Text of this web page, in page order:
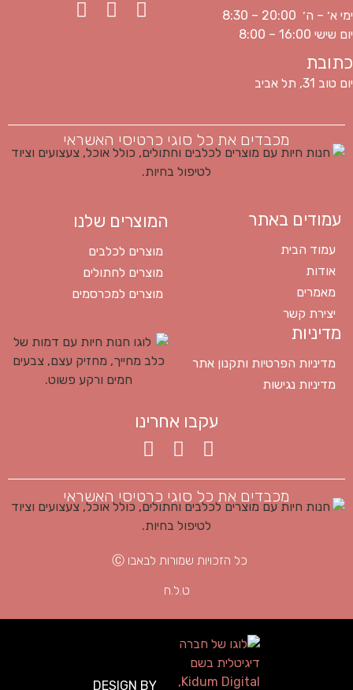
ימי א׳ – ה׳ 20:00 – 8:30
יום שישי 16:00 – 8:00
כתובת
יום טוב 31, תל אביב
מכבדים את כל סוגי כרטיסי האשראי
עמודים באתר
עמוד הבית
אודות
מאמרים
יצירת קשר
המוצרים שלנו
מוצרים לכלבים
מוצרים לחתולים
מוצרים למכרסמים
מדיניות
מדיניות הפרטיות ותקנון אתר
מדיניות נגישות
עקבו אחרינו
מכבדים את כל סוגי כרטיסי האשראי
כל הזכויות שמורות לבאבו Ⓒ
ט.ל.ח
DESIGN BY